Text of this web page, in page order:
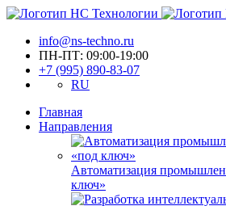
info@ns-techno.ru
ПН-ПТ: 09:00-19:00
+7 (995) 890-83-07
RU
Главная
Направления
Автоматизация
ключ»